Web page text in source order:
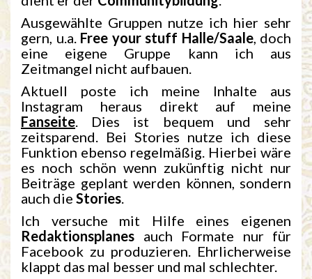
Ausgewählte Gruppen nutze ich hier sehr
gern, u.a. Free your stuff Halle/Saale, doch
eine eigene Gruppe kann ich aus
Zeitmangel nicht aufbauen.
Aktuell poste ich meine Inhalte aus
Instagram heraus direkt auf meine
Fanseite. Dies ist bequem und sehr
zeitsparend. Bei Stories nutze ich diese
Funktion ebenso regelmäßig. Hierbei wäre
es noch schön wenn zukünftig nicht nur
Beiträge geplant werden können, sondern
auch die Stories.
Ich versuche mit Hilfe eines eigenen
Redaktionsplanes auch Formate nur für
Facebook zu produzieren. Ehrlicherweise
klappt das mal besser und mal schlechter.